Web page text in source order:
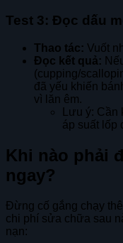
Test 3: Đọc dấu
Thao tác: Vuốt
Đọc kết quả:
(cupping/
đã yếu khiến
vì lăn êm.
Lưu ý:
áp suất lốp
Khi nào phải
ngay?
Đừng cố gắng chạy
chi phí sửa chữa sau
nạn: